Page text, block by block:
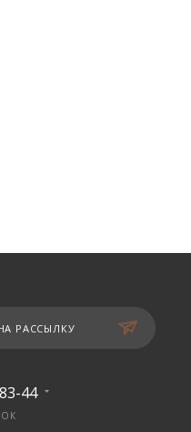
РАССЫЛКУ
44